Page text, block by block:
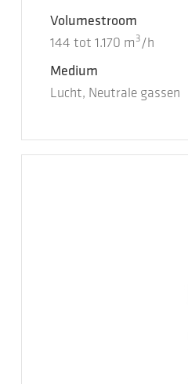
Volumestroom
144 tot 1.170 m 3 /h
Medium
Lucht, Neutrale gassen